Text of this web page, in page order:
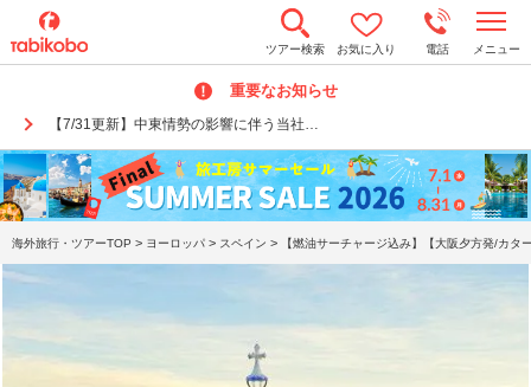
ツアー検索 お気に入り 電話 メニュー
重要なお知らせ
【7/31更新】中東情勢の影響に伴う当社…
o
n
a
v
i
g
a
t
海外旅行・ツアーTOP > ヨーロッパ > スペイン > 【燃油サーチャージ込み】【大阪夕方発/カ